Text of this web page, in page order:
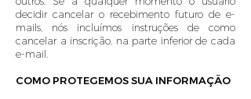
decidir cancelar o recebimento futuro de e-
mails, nós incluímos instruções de como
cancelar a inscrição, na parte inferior de cada
e-mail.
COMO PROTEGEMOS SUA INFORMAÇÃO